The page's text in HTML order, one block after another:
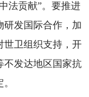
法贡献”。要推进
研发国际合作，加
世卫组织支持，开
不发达地区国家抗